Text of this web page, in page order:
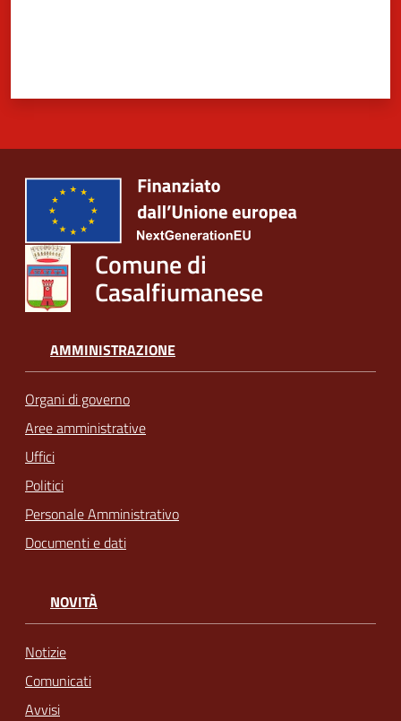
Comune di
Casalfiumanese
AMMINISTRAZIONE
Organi di governo
Aree amministrative
Uffici
Politici
Personale Amministrativo
Documenti e dati
NOVITÀ
Notizie
Comunicati
Avvisi